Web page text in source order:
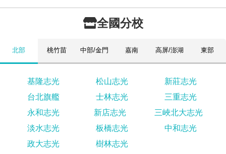
全國分校
北部 桃竹苗 中部/金門 嘉南 高屏/澎湖 東部
基隆志光 松山志光
新莊志光
台北旗艦
士林志光
三重志光
永和志光
新店志光
三峽北大志光
淡水志光
板橋志光
中和志光
政大志光
樹林志光